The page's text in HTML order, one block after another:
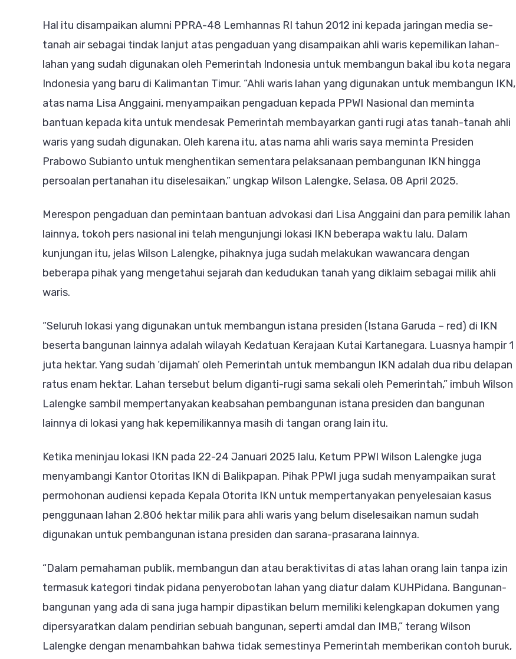
Ibu
Kota
Nusantara
Hal itu disampaikan alumni PPRA-48 Lemhannas RI tahun 2012 ini kepada jaringan media se-
tanah air sebagai tindak lanjut atas pengaduan yang disampaikan ahli waris kepemilikan lahan-
lahan yang sudah digunakan oleh Pemerintah Indonesia untuk membangun bakal ibu kota negara
Indonesia yang baru di Kalimantan Timur. “Ahli waris lahan yang digunakan untuk membangun IKN,
atas nama Lisa Anggaini, menyampaikan pengaduan kepada PPWI Nasional dan meminta
bantuan kepada kita untuk mendesak Pemerintah membayarkan ganti rugi atas tanah-tanah ahli
waris yang sudah digunakan. Oleh karena itu, atas nama ahli waris saya meminta Presiden
Prabowo Subianto untuk menghentikan sementara pelaksanaan pembangunan IKN hingga
persoalan pertanahan itu diselesaikan,” ungkap Wilson Lalengke, Selasa, 08 April 2025.
Merespon pengaduan dan pemintaan bantuan advokasi dari Lisa Anggaini dan para pemilik lahan
lainnya, tokoh pers nasional ini telah mengunjungi lokasi IKN beberapa waktu lalu. Dalam
kunjungan itu, jelas Wilson Lalengke, pihaknya juga sudah melakukan wawancara dengan
beberapa pihak yang mengetahui sejarah dan kedudukan tanah yang diklaim sebagai milik ahli
waris.
“Seluruh lokasi yang digunakan untuk membangun istana presiden (Istana Garuda – red) di IKN
beserta bangunan lainnya adalah wilayah Kedatuan Kerajaan Kutai Kartanegara. Luasnya hampir 1
juta hektar. Yang sudah ‘dijamah’ oleh Pemerintah untuk membangun IKN adalah dua ribu delapan
ratus enam hektar. Lahan tersebut belum diganti-rugi sama sekali oleh Pemerintah,” imbuh Wilson
Lalengke sambil mempertanyakan keabsahan pembangunan istana presiden dan bangunan
lainnya di lokasi yang hak kepemilikannya masih di tangan orang lain itu.
Ketika meninjau lokasi IKN pada 22-24 Januari 2025 lalu, Ketum PPWI Wilson Lalengke juga
menyambangi Kantor Otoritas IKN di Balikpapan. Pihak PPWI juga sudah menyampaikan surat
permohonan audiensi kepada Kepala Otorita IKN untuk mempertanyakan penyelesaian kasus
penggunaan lahan 2.806 hektar milik para ahli waris yang belum diselesaikan namun sudah
digunakan untuk pembangunan istana presiden dan sarana-prasarana lainnya.
“Dalam pemahaman publik, membangun dan atau beraktivitas di atas lahan orang lain tanpa izin
termasuk kategori tindak pidana penyerobotan lahan yang diatur dalam KUHPidana. Bangunan-
bangunan yang ada di sana juga hampir dipastikan belum memiliki kelengkapan dokumen yang
dipersyaratkan dalam pendirian sebuah bangunan, seperti amdal dan IMB,” terang Wilson
Lalengke dengan menambahkan bahwa tidak semestinya Pemerintah memberikan contoh buruk,